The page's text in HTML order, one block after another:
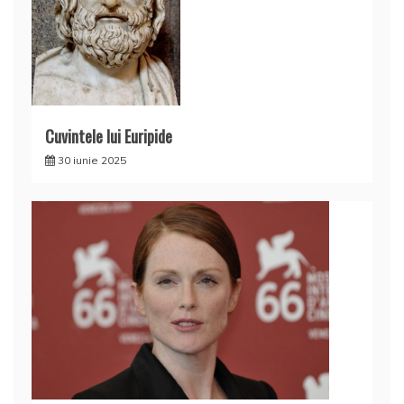
Cuvintele lui Euripide
30 iunie 2025